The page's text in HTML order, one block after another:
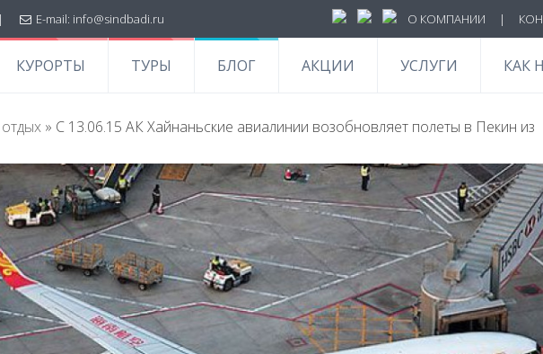
| E-mail: info@sindbadi.ru О КОМПАНИИ |
КУРОРТЫ ТУРЫ БЛОГ АКЦИИ УСЛУГИ КАК
» С 13.06.15 АК Хайнаньские авиалинии возобновляет полеты в Пекин из